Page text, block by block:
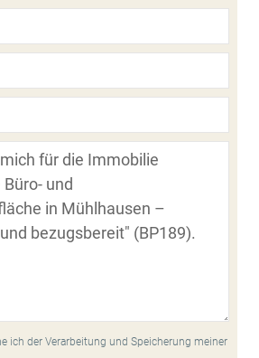
ich der Verarbeitung und Speicherung meiner